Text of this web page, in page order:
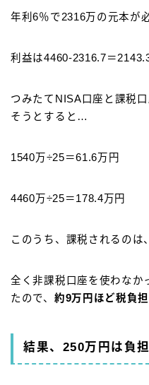
年利6％で2316万の元本が
利益は4460‐2316.7＝
つみたてNISA口座と課税
そうとすると…
1540万÷25＝61.6万円
4460万÷25＝178.4万円
このうち、課税されるの
全く非課税口座を使わなか
たので、 約9万円ほど税負
結果、250万円は負